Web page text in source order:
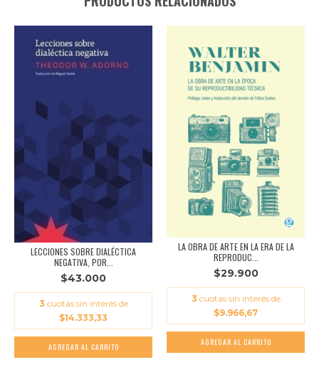
LECCIONES SOBRE DIALÉCTICA
NEGATIVA, POR...
$43.000
3 cuotas sin interés de
$14.333,33
LA OBRA DE ARTE EN LA ERA DE LA
REPRODUC...
$29.900
3 cuotas sin interés de
$9.966,67